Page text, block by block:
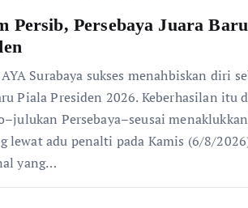
Persib, Persebaya Juara
Surabaya sukses menahbiskan diri
Piala Presiden 2026. Keberhasilan itu
Persebaya–seusai
lewat adu penalti pada Kamis (6/8/
yang…